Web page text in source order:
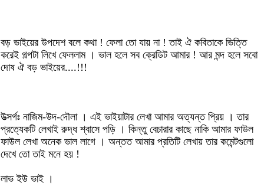
বড় ভাইয়ের উপদেশ বলে কথা ! ফেলা তো যায় না ! তাই ঐ কবিতাকে ভিত্তি
করেই গল্পটা লিখে ফেললাম । ভাল হলে সব ক্রেডিট আমার ! আর মন্দ হলে সবো
দোষ ঐ বড় ভাইয়ের....!!!
উত্সর্গঃ নাজিম-উদ-দৌলা । এই ভাইয়াটার লেখা আমার অত্যন্ত প্রিয় । তার
প্রত্যেকটি লেখাই রুদ্ধ শ্বাসে পড়ি । কিন্তু বেচারার কাছে নাকি আমার ফাউল
ফাউল লেখা অনেক ভাল লাগে । অন্তত আমার প্রতিটি লেখায় তার কমেন্টগুলো
দেখে তো তাই মনে হয় !
লাভ ইউ ভাই ।